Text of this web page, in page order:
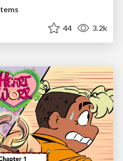
44 3.2k